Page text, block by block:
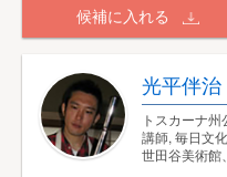
候補に入れる
光平伴治
トスカーナ
講師, 毎日文
世田谷美術